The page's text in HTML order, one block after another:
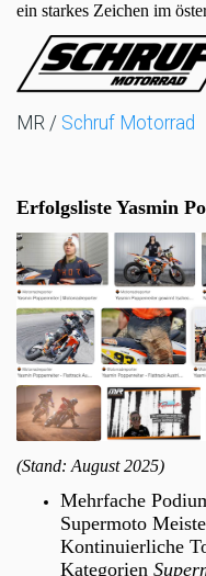
ein starkes Zeichen im
MR / Schruf Motorrad
Erfolgsliste Yasmin
(Stand: August 2025)
Mehrfache
Supermoto
Kontinuierliche
Kategorien